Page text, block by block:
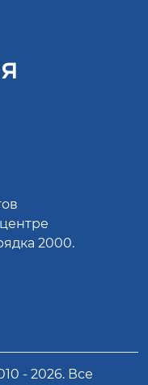
2000.
- 2026. Все